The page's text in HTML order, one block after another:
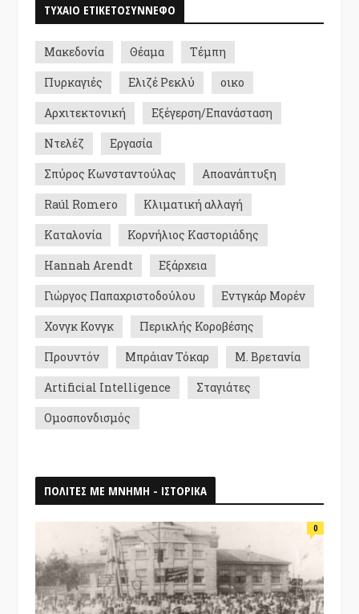
ΤΥΧΑΙΟ ΕΤΙΚΕΤΟΣΥΝΝΕΦΟ
Μακεδονία Θέαμα
Τέμπη
Πυρκαγιές
Ελιζέ Ρεκλύ
οικο
Αρχιτεκτονική
Εξέγερση/Επανάσταση
Ντελέζ
Εργασία
Σπύρος Κωνσταντούλας
Αποανάπτυξη
Raúl Romero
Κλιματική αλλαγή
Καταλονία
Κορνήλιος Καστοριάδης
Hannah Arendt
Εξάρχεια
Γιώργος Παπαχριστοδούλου
Εντγκάρ Μορέν
Χονγκ Κονγκ
Περικλής Κοροβέσης
Προυντόν
Μπράιαν Τόκαρ
Μ. Βρετανία
Artificial Intelligence
Σταγιάτες
Ομοσπονδισμός
ΠΟΛΙΤΕΣ ΜΕ ΜΝΗΜΗ - ΙΣΤΟΡΙΚΑ
0